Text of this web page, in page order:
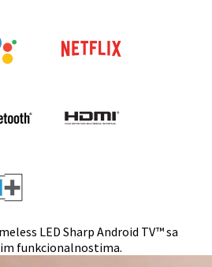
LED Sharp Android TV™ sa
funkcionalnostima.